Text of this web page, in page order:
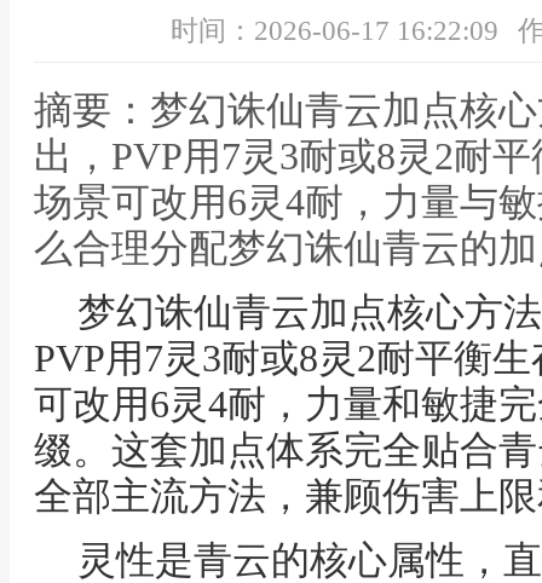
时间：2026-06-17 16:22:09
摘要：梦幻诛仙青云加点核
出，PVP用7灵3耐或8灵2耐
场景可改用6灵4耐，力量与
么合理分配梦幻诛仙青云的
梦幻诛仙青云加点核心方
PVP用7灵3耐或8灵2耐平衡
可改用6灵4耐，力量和敏捷
缀。这套加点体系完全贴合
全部主流方法，兼顾伤害上
灵性是青云的核心属性，